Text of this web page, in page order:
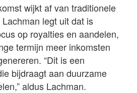
wijkt af van traditionele
legt uit dat is
op royalties en aandelen,
termijn meer inkomsten
“Dit is een
bijdraagt aan duurzame
aldus Lachman.